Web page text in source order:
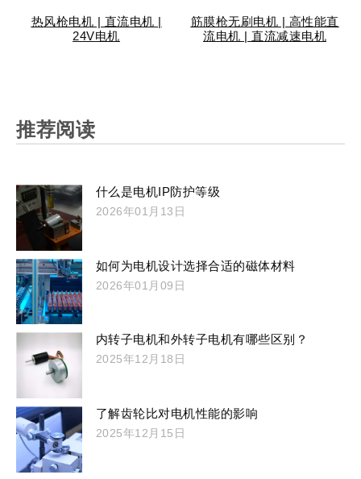
热风枪电机 | 直流电机 |
24V电机
筋膜枪无刷电机 | 高性能直
流电机 | 直流减速电机
推荐阅读
什么是电机IP防护等级
2026年01月13日
如何为电机设计选择合适的磁体材料
2026年01月09日
内转子电机和外转子电机有哪些区别？
2025年12月18日
了解齿轮比对电机性能的影响
2025年12月15日